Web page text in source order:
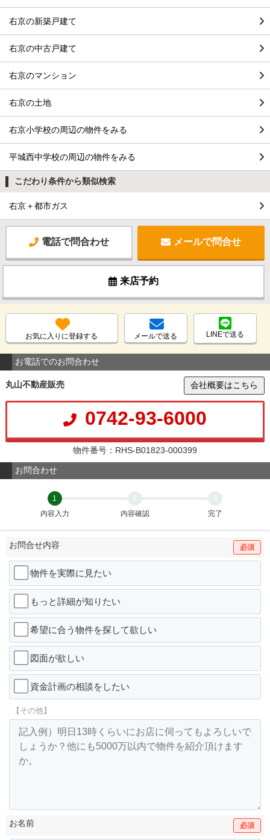
右京の新築戸建て
右京の中古戸建て
右京のマンション
右京の土地
右京小学校の周辺の物件をみる
平城西中学校の周辺の物件をみる
こだわり条件から類似検索
右京＋都市ガス
電話で問合わせ メールで問合せ
来店予約
お気に入りに登録する メールで送る LINEで送る
お電話でのお問合わせ
丸山不動産販売 会社概要はこちら
0742-93-6000
物件番号：RHS-B01823-000399
お問合わせ
1
内容入力
2
内容確認
3
完了
お問合せ内容 必須
物件を実際に見たい
もっと詳細が知りたい
希望に合う物件を探して欲しい
図面が欲しい
資金計画の相談をしたい
【その他】
お名前 必須